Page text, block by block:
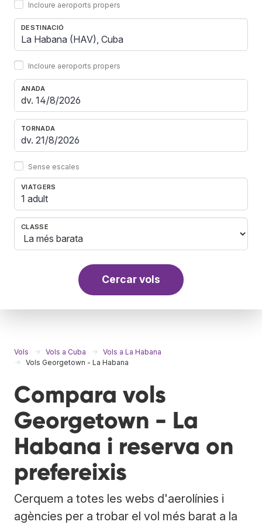
Incloure aeroports propers
DESTINACIÓ
Incloure aeroports propers
ANADA
TORNADA
Sense escales
VIATGERS
1 adult
CLASSE
Cercar vols
Vols Vols a Cuba
Vols a La Habana
Vols Georgetown - La Habana
Compara vols
Georgetown - La
Habana i reserva on
prefereixis
Cerquem a totes les webs d'aerolínies i
agències per a trobar el vol més barat a la